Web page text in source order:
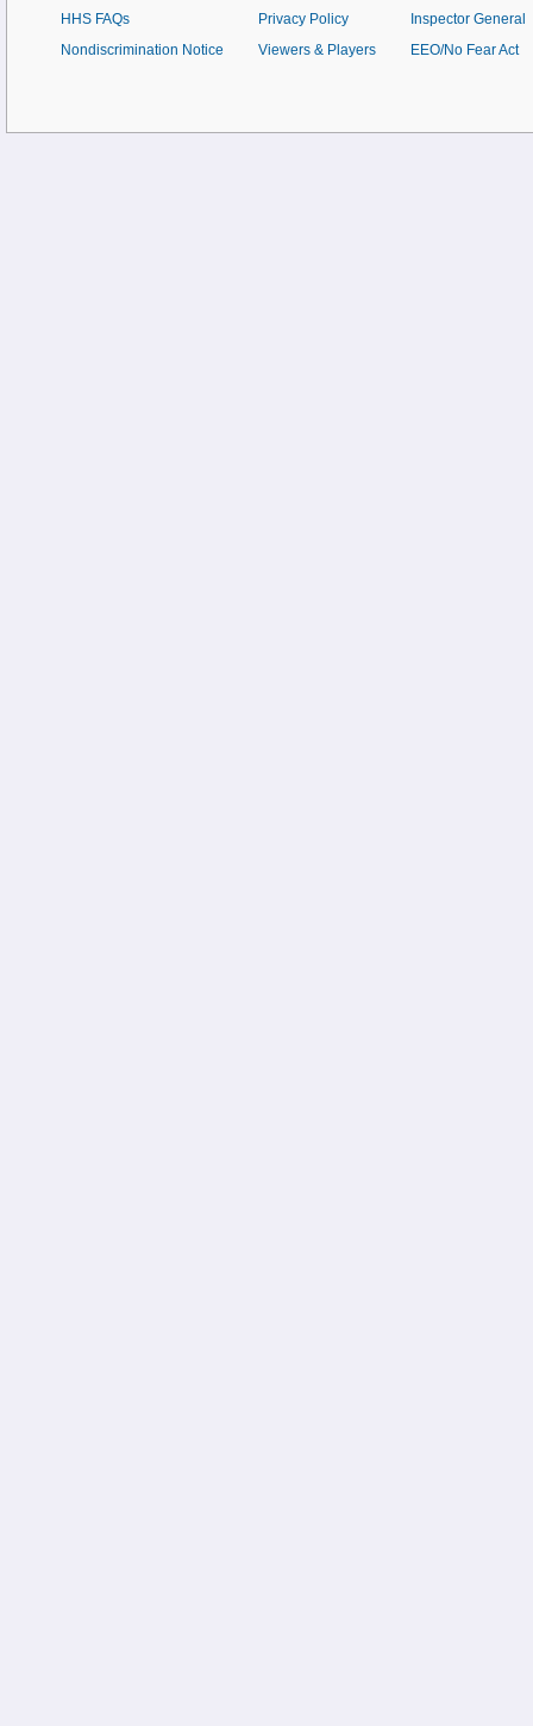
HHS FAQs
Nondiscrimination Notice
Privacy Policy
Viewers & Players
Inspector General
EEO/No Fear Act